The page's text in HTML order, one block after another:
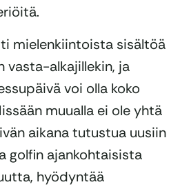
mielenkiintoista sisältöä
vasta-alkajillekin, ja
voi olla koko
muualla ei ole yhtä
aikana tutustua uusiin
golfin ajankohtaisista
hyödyntää